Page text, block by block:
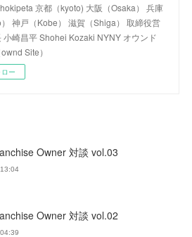
京都（kyoto) 大阪（Osaka） 兵庫
） 神戸（Kobe） 滋賀（Shiga） 取締役営
小崎昌平 Shohei Kozaki NYNY オウンド
Site）
ー
Owner 対談 vol.03
Owner 対談 vol.02